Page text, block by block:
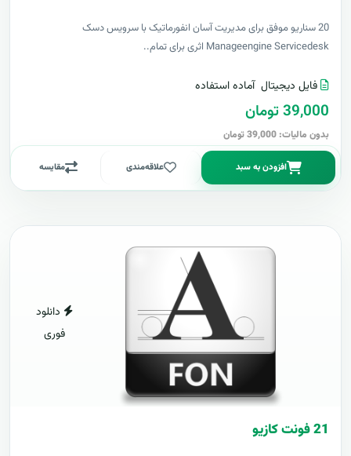
20 سناریو موفق برای مدیریت آسان انفورماتیک با سرویس دسک
Manageengine Servicedesk اثری برای تمام..
فایل دیجیتال آماده استفاده
39,000 تومان
بدون مالیات: 39,000 تومان
افزودن به سبد علاقه‌مندی مقایسه
دانلود
فوری
21 فونت کازيو